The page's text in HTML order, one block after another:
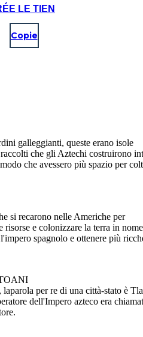
LE TIEN
Copie
galleggianti, queste erano isole
che gli Aztechi costruirono
che avessero più spazio per
si recarono nelle Americhe per
risorse e colonizzare la terra in
spagnolo e ottenere più
per re di una città-stato è
dell'Impero azteco era